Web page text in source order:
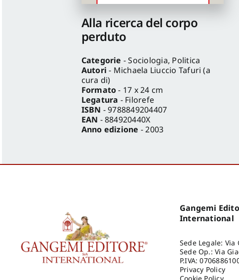
Alla ricerca del corpo
perduto
Categorie - Sociologia, Politica
Autori - Michaela Liuccio Tafuri (a
cura di)
Formato- 17 x 24 cm
Legatura - Filorefe
ISBN - 9788849204407
EAN - 884920440X
Anno edizione - 2003
Gangemi
International
Sede Legale: Via
Sede Op.: Via
P.IVA:
Privacy Policy